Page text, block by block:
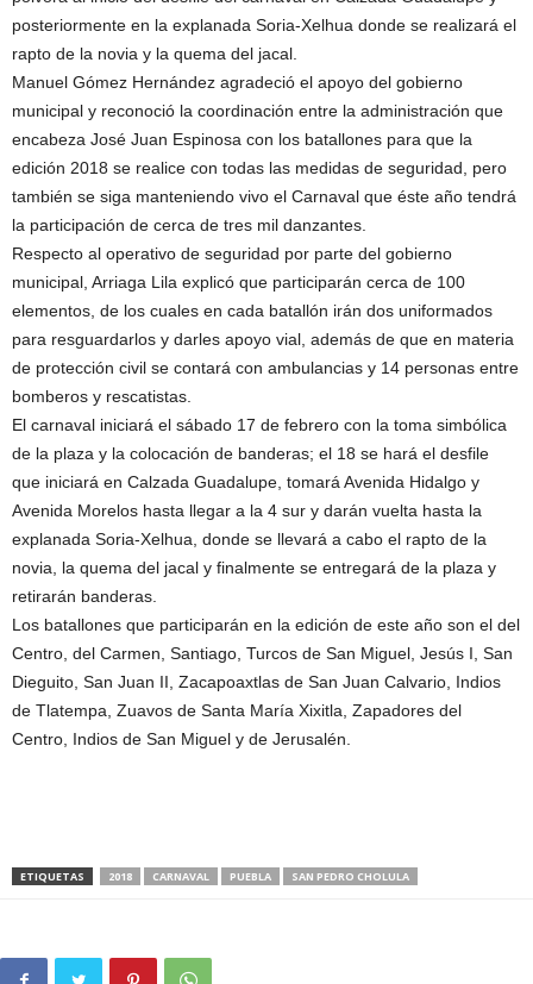
posteriormente en la explanada Soria-Xelhua donde se realizará el
rapto de la novia y la quema del jacal.
Manuel Gómez Hernández agradeció el apoyo del gobierno
municipal y reconoció la coordinación entre la administración que
encabeza José Juan Espinosa con los batallones para que la
edición 2018 se realice con todas las medidas de seguridad, pero
también se siga manteniendo vivo el Carnaval que éste año tendrá
la participación de cerca de tres mil danzantes.
Respecto al operativo de seguridad por parte del gobierno
municipal, Arriaga Lila explicó que participarán cerca de 100
elementos, de los cuales en cada batallón irán dos uniformados
para resguardarlos y darles apoyo vial, además de que en materia
de protección civil se contará con ambulancias y 14 personas entre
bomberos y rescatistas.
El carnaval iniciará el sábado 17 de febrero con la toma simbólica
de la plaza y la colocación de banderas; el 18 se hará el desfile
que iniciará en Calzada Guadalupe, tomará Avenida Hidalgo y
Avenida Morelos hasta llegar a la 4 sur y darán vuelta hasta la
explanada Soria-Xelhua, donde se llevará a cabo el rapto de la
novia, la quema del jacal y finalmente se entregará de la plaza y
retirarán banderas.
Los batallones que participarán en la edición de este año son el del
Centro, del Carmen, Santiago, Turcos de San Miguel, Jesús I, San
Dieguito, San Juan II, Zacapoaxtlas de San Juan Calvario, Indios
de Tlatempa, Zuavos de Santa María Xixitla, Zapadores del
Centro, Indios de San Miguel y de Jerusalén.
ETIQUETAS 2018 CARNAVAL PUEBLA SAN PEDRO CHOLULA